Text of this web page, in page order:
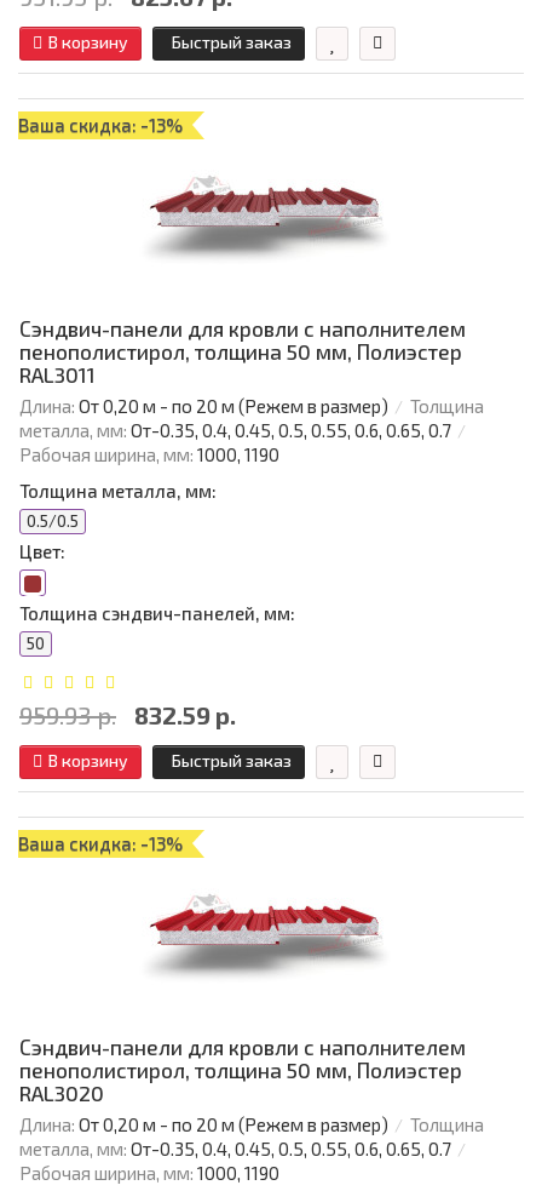
В корзину Быстрый заказ
Ваша скидка: -13%
Сэндвич-панели для кровли с наполнителем
пенополистирол, толщина 50 мм, Полиэстер
RAL3011
Длина: От 0,20 м - по 20 м (Режем в размер)
Толщина
металла, мм: От-0.35, 0.4, 0.45, 0.5, 0.55, 0.6, 0.65, 0.7
Рабочая ширина, мм: 1000, 1190
Толщина металла, мм:
0.5/0.5
Цвет:
Толщина сэндвич-панелей, мм:
50
959.93 р. 832.59 р.
В корзину Быстрый заказ
Ваша скидка: -13%
Сэндвич-панели для кровли с наполнителем
пенополистирол, толщина 50 мм, Полиэстер
RAL3020
Длина: От 0,20 м - по 20 м (Режем в размер)
Толщина
металла, мм: От-0.35, 0.4, 0.45, 0.5, 0.55, 0.6, 0.65, 0.7
Рабочая ширина, мм: 1000, 1190